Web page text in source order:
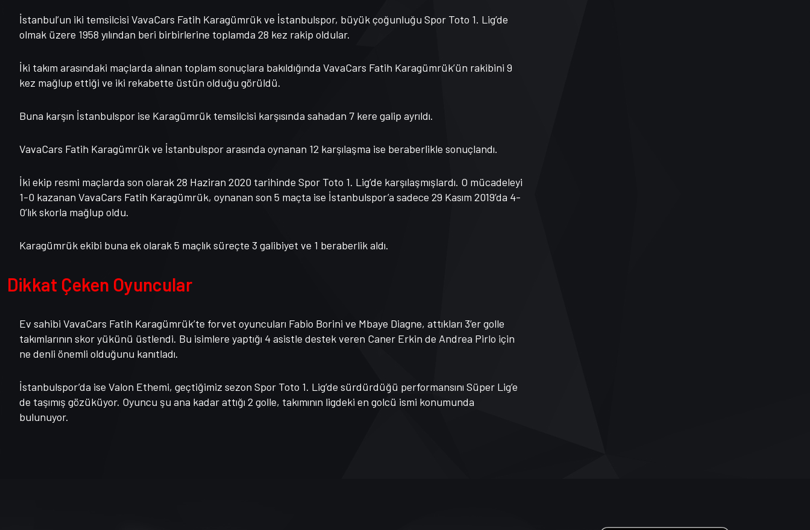
İstanbul’un iki temsilcisi VavaCars Fatih Karagümrük ve İstanbulspor, büyük çoğunluğu Spor Toto 1. Lig’de
olmak üzere 1958 yılından beri birbirlerine toplamda 28 kez rakip oldular.
İki takım arasındaki maçlarda alınan toplam sonuçlara bakıldığında VavaCars Fatih Karagümrük’ün rakibini 9
kez mağlup ettiği ve iki rekabette üstün olduğu görüldü.
Buna karşın İstanbulspor ise Karagümrük temsilcisi karşısında sahadan 7 kere galip ayrıldı.
VavaCars Fatih Karagümrük ve İstanbulspor arasında oynanan 12 karşılaşma ise beraberlikle sonuçlandı.
İki ekip resmi maçlarda son olarak 28 Haziran 2020 tarihinde Spor Toto 1. Lig’de karşılaşmışlardı. O mücadeleyi
1-0 kazanan VavaCars Fatih Karagümrük, oynanan son 5 maçta ise İstanbulspor’a sadece 29 Kasım 2019’da 4-
0’lık skorla mağlup oldu.
Karagümrük ekibi buna ek olarak 5 maçlık süreçte 3 galibiyet ve 1 beraberlik aldı.
Dikkat Çeken Oyuncular
Ev sahibi VavaCars Fatih Karagümrük’te forvet oyuncuları Fabio Borini ve Mbaye Diagne, attıkları 3’er golle
takımlarının skor yükünü üstlendi. Bu isimlere yaptığı 4 asistle destek veren Caner Erkin de Andrea Pirlo için
ne denli önemli olduğunu kanıtladı.
İstanbulspor’da ise Valon Ethemi, geçtiğimiz sezon Spor Toto 1. Lig’de sürdürdüğü performansını Süper Lig’e
de taşımış gözüküyor. Oyuncu şu ana kadar attığı 2 golle, takımının ligdeki en golcü ismi konumunda
bulunuyor.